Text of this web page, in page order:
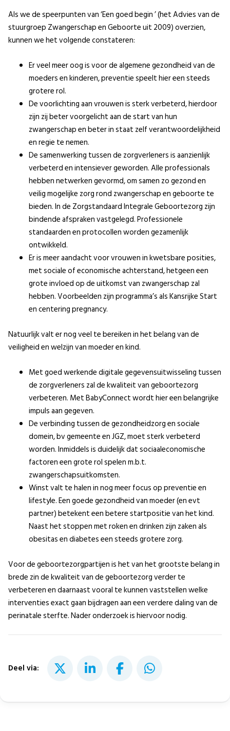
Als we de speerpunten van ‘Een goed begin ’ (het Advies van de
stuurgroep Zwangerschap en Geboorte uit 2009) overzien,
kunnen we het volgende constateren:
Er veel meer oog is voor de algemene gezondheid van de
moeders en kinderen, preventie speelt hier een steeds
grotere rol.
De voorlichting aan vrouwen is sterk verbeterd, hierdoor
zijn zij beter voorgelicht aan de start van hun
zwangerschap en beter in staat zelf verantwoordelijkheid
en regie te nemen.
De samenwerking tussen de zorgverleners is aanzienlijk
verbeterd en intensiever geworden. Alle professionals
hebben netwerken gevormd, om samen zo gezond en
veilig mogelijke zorg rond zwangerschap en geboorte te
bieden. In de Zorgstandaard Integrale Geboortezorg zijn
bindende afspraken vastgelegd. Professionele
standaarden en protocollen worden gezamenlijk
ontwikkeld.
Er is meer aandacht voor vrouwen in kwetsbare posities,
met sociale of economische achterstand, hetgeen een
grote invloed op de uitkomst van zwangerschap zal
hebben. Voorbeelden zijn programma’s als Kansrijke Start
en centering pregnancy.
Natuurlijk valt er nog veel te bereiken in het belang van de
veiligheid en welzijn van moeder en kind.
Met goed werkende digitale gegevensuitwisseling tussen
de zorgverleners zal de kwaliteit van geboortezorg
verbeteren. Met BabyConnect wordt hier een belangrijke
impuls aan gegeven.
De verbinding tussen de gezondheidzorg en sociale
domein, bv gemeente en JGZ, moet sterk verbeterd
worden. Inmiddels is duidelijk dat sociaaleconomische
factoren een grote rol spelen m.b.t.
zwangerschapsuitkomsten.
Winst valt te halen in nog meer focus op preventie en
lifestyle. Een goede gezondheid van moeder (en evt
partner) betekent een betere startpositie van het kind.
Naast het stoppen met roken en drinken zijn zaken als
obesitas en diabetes een steeds grotere zorg.
Voor de geboortezorgpartijen is het van het grootste belang in
brede zin de kwaliteit van de geboortezorg verder te
verbeteren en daarnaast vooral te kunnen vaststellen welke
interventies exact gaan bijdragen aan een verdere daling van de
perinatale sterfte. Nader onderzoek is hiervoor nodig.
Deel via: